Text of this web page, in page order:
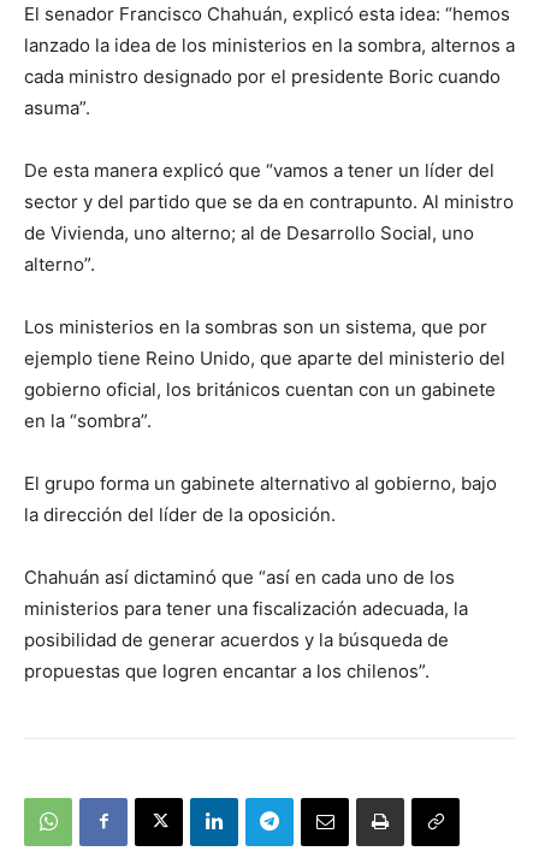
El senador Francisco Chahuán, explicó esta idea: “hemos
lanzado la idea de los ministerios en la sombra, alternos a
cada ministro designado por el presidente Boric cuando
asuma”.
De esta manera explicó que “vamos a tener un líder del
sector y del partido que se da en contrapunto. Al ministro
de Vivienda, uno alterno; al de Desarrollo Social, uno
alterno”.
Los ministerios en la sombras son un sistema, que por
ejemplo tiene Reino Unido, que aparte del ministerio del
gobierno oficial, los británicos cuentan con un gabinete
en la “sombra”.
El grupo forma un gabinete alternativo al gobierno, bajo
la dirección del líder de la oposición.
Chahuán así dictaminó que “así en cada uno de los
ministerios para tener una fiscalización adecuada, la
posibilidad de generar acuerdos y la búsqueda de
propuestas que logren encantar a los chilenos”.